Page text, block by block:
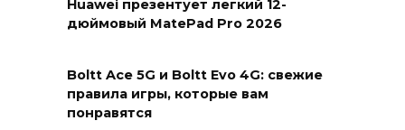
Huawei презентует легкий 12-
дюймовый MatePad Pro 2026
Boltt Ace 5G и Boltt Evo 4G: свежие
правила игры, которые вам
понравятся